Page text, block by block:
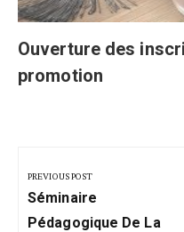
Ouverture des
promotion
de
l’article
PREVIOUS POST
Previous
Post:
Séminaire
Pédagogique De La